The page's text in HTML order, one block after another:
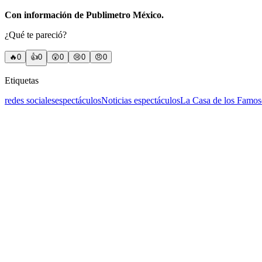
Con información de Publimetro México.
¿Qué te pareció?
🔥0 👍0 😲0 😢0 😠0
Etiquetas
redes socialesespectáculosNoticias espectáculosLa Casa de los